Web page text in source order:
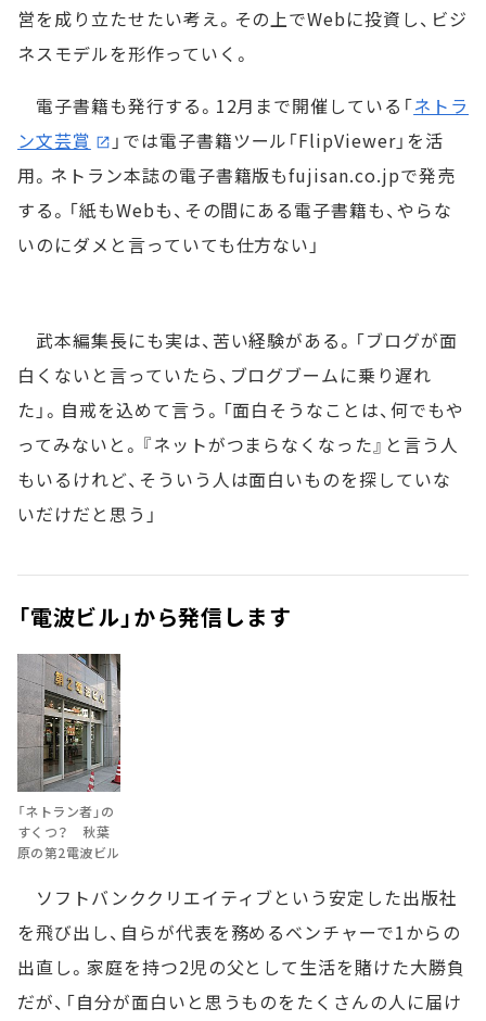
営を成り立たせたい考え。その上でWebに投資し、ビジ
ネスモデルを形作っていく。
電子書籍も発行する。12月まで開催している「ネトラ
ン文芸賞
」では電子書籍ツール「FlipViewer」を活
用。ネトラン本誌の電子書籍版もfujisan.co.jpで発売
する。「紙もWebも、その間にある電子書籍も、やらな
いのにダメと言っていても仕方ない」
武本編集長にも実は、苦い経験がある。「ブログが面
白くないと言っていたら、ブログブームに乗り遅れ
た」。自戒を込めて言う。「面白そうなことは、何でもや
ってみないと。『ネットがつまらなくなった』と言う人
もいるけれど、そういう人は面白いものを探していな
いだけだと思う」
「電波ビル」から発信します
「ネトラン者」の
すくつ？ 秋葉
原の第2電波ビル
ソフトバンククリエイティブという安定した出版社
を飛び出し、自らが代表を務めるベンチャーで1からの
出直し。家庭を持つ2児の父として生活を賭けた大勝負
だが、「自分が面白いと思うものをたくさんの人に届け